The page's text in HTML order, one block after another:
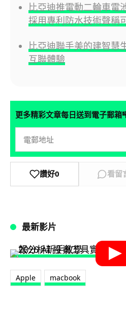
比亞迪推電動二輪車
採用專利防水技術聲稱
比亞迪聯手美的建智慧
互聯體驗
更多精彩文章每日送到電子郵箱
讚好0 看留
最新影片
Apple macbook